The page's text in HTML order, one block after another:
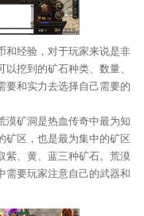
和经验，对于玩家来说是非
挖到的矿石种类、数量、
要和实力去选择自己需要的
漠矿洞是热血传奇中最为知
矿区，也是最为集中的矿区
紫、黄、蓝三种矿石。荒漠
需要玩家注意自己的武器和